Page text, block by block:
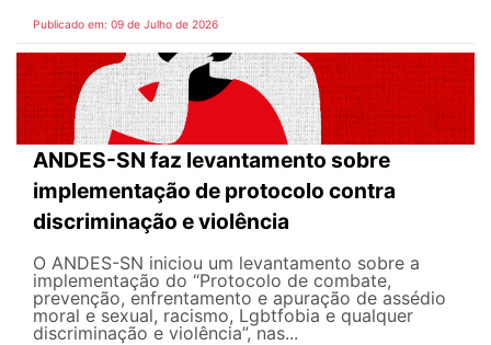
Publicado em: 09 de Julho de 2026
ANDES-SN faz levantamento sobre
implementação de protocolo contra
discriminação e violência
O ANDES-SN iniciou um levantamento sobre a
implementação do “Protocolo de combate,
prevenção, enfrentamento e apuração de assédio
moral e sexual, racismo, Lgbtfobia e qualquer
discriminação e violência”, nas...